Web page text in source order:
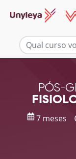
PÓS-
7 meses